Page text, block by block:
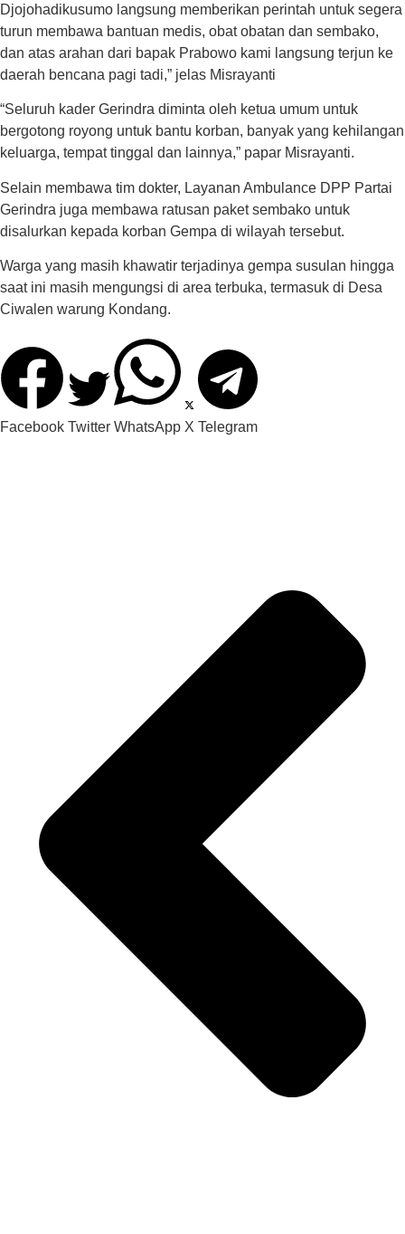
Djojohadikusumo langsung memberikan perintah untuk segera
turun membawa bantuan medis, obat obatan dan sembako,
dan atas arahan dari bapak Prabowo kami langsung terjun ke
daerah bencana pagi tadi,” jelas Misrayanti
“Seluruh kader Gerindra diminta oleh ketua umum untuk
bergotong royong untuk bantu korban, banyak yang kehilangan
keluarga, tempat tinggal dan lainnya,” papar Misrayanti.
Selain membawa tim dokter, Layanan Ambulance DPP Partai
Gerindra juga membawa ratusan paket sembako untuk
disalurkan kepada korban Gempa di wilayah tersebut.
Warga yang masih khawatir terjadinya gempa susulan hingga
saat ini masih mengungsi di area terbuka, termasuk di Desa
Ciwalen warung Kondang.
Facebook Twitter WhatsApp X Telegram